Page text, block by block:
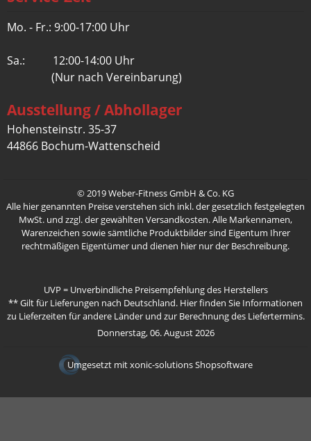
Mo. - Fr.: 9:00-17:00 Uhr
Sa.: 12:00-14:00 Uhr
(Nur nach Vereinbarung)
Ausstellung / Abhollager
Hohensteinstr. 35-37
44866 Bochum-Wattenscheid
© 2019 Weber-Fitness GmbH & Co. KG
Alle hier genannten Preise verstehen sich inkl. der gesetzlich festgelegten
MwSt. und zzgl. der gewählten Versandkosten. Alle Markennamen,
Warenzeichen sowie sämtliche Produktbilder sind Eigentum Ihrer
rechtmäßigen Eigentümer und dienen hier nur der Beschreibung.
UVP = Unverbindliche Preisempfehlung des Herstellers
** Gilt für Lieferungen nach Deutschland. Hierfinden Sie Informationen
zu Lieferzeiten für andere Länder und zur Berechnung des Liefertermins.
Donnerstag, 06. August 2026
Umgesetzt mitxonic-solutions Shopsoftware